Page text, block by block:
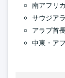
南アフリカ
サウジア
アラブ首
中東・ア